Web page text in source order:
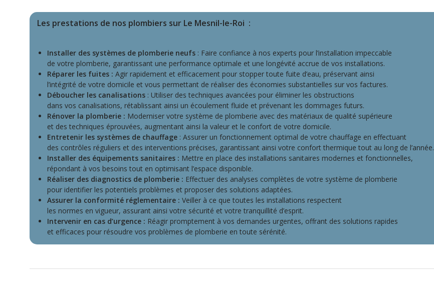
Les prestations de nos plombiers sur Le Mesnil-le-Roi :
Installer des systèmes de plomberie neufs : Faire confiance à nos experts pour l’installation impeccable
de votre plomberie, garantissant une performance optimale et une longévité accrue de vos installations.
Réparer les fuites : Agir rapidement et efficacement pour stopper toute fuite d’eau, préservant ainsi
l’intégrité de votre domicile et vous permettant de réaliser des économies substantielles sur vos factures.
Déboucher les canalisations : Utiliser des techniques avancées pour éliminer les obstructions
dans vos canalisations, rétablissant ainsi un écoulement fluide et prévenant les dommages futurs.
Rénover la plomberie : Moderniser votre système de plomberie avec des matériaux de qualité supérieure
et des techniques éprouvées, augmentant ainsi la valeur et le confort de votre domicile.
Entretenir les systèmes de chauffage : Assurer un fonctionnement optimal de votre chauffage en effectuant
des contrôles réguliers et des interventions précises, garantissant ainsi votre confort thermique tout au long de l’année.
Installer des équipements sanitaires : Mettre en place des installations sanitaires modernes et fonctionnelles,
répondant à vos besoins tout en optimisant l’espace disponible.
Réaliser des diagnostics de plomberie : Effectuer des analyses complètes de votre système de plomberie
pour identifier les potentiels problèmes et proposer des solutions adaptées.
Assurer la conformité réglementaire : Veiller à ce que toutes les installations respectent
les normes en vigueur, assurant ainsi votre sécurité et votre tranquillité d’esprit.
Intervenir en cas d’urgence : Réagir promptement à vos demandes urgentes, offrant des solutions rapides
et efficaces pour résoudre vos problèmes de plomberie en toute sérénité.